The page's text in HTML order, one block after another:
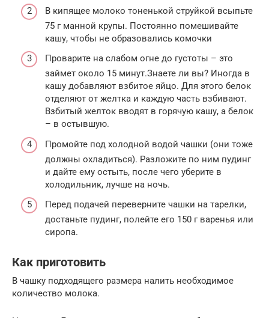
В кипящее молоко тоненькой струйкой всыпьте
75 г манной крупы. Постоянно помешивайте
кашу, чтобы не образовались комочки
Проварите на слабом огне до густоты – это
займет около 15 минут.Знаете ли вы? Иногда в
кашу добавляют взбитое яйцо. Для этого белок
отделяют от желтка и каждую часть взбивают.
Взбитый желток вводят в горячую кашу, а белок
– в остывшую.
Промойте под холодной водой чашки (они тоже
должны охладиться). Разложите по ним пудинг
и дайте ему остыть, после чего уберите в
холодильник, лучше на ночь.
Перед подачей переверните чашки на тарелки,
достаньте пудинг, полейте его 150 г варенья или
сиропа.
Как приготовить
В чашку подходящего размера налить необходимое
количество молока.